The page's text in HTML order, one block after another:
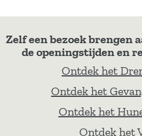
Zelf een bezoek brengen
de openingstijden en
Ontdek het
Ontdek het
Ontdek het
Ontdek het